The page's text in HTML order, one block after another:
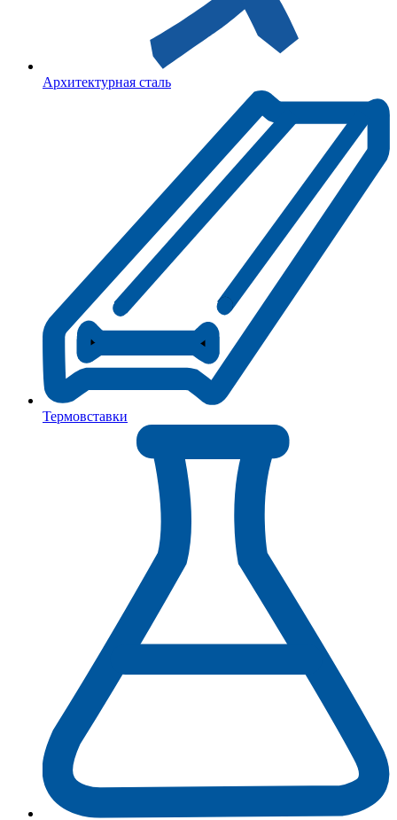
Архитектурная сталь
Термовставки